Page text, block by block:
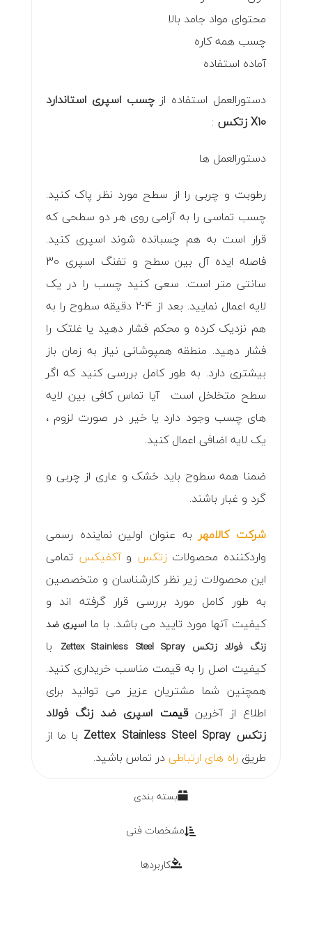
محتوای مواد جامد بالا
چسب همه کاره
آماده استفاده
دستورالعمل استفاده ازچسب اسپری استاندارد
X10 زتکس
:
دستورالعمل ها
رطوبت و چربی را از سطح مورد نظر پاک کنید.
چسب تماسی را به آرامی روی هر دو سطحی که
قرار است به هم چسبانده شوند اسپری کنید.
فاصله ایده آل بین سطح و تفنگ اسپری 30
سانتی متر است. سعی کنید چسب را در یک
لایه اعمال نمایید. بعد از 4-2 دقیقه سطوح را به
هم نزدیک کرده و محکم فشار دهید یا غلتک را
فشار دهید. منطقه همپوشانی نیاز به زمان باز
بیشتری دارد. به طور کامل بررسی کنید که اگر
سطح متخلخل است آیا تماس کافی بین لایه
های چسب وجود دارد یا خیر. در صورت لزوم ،
یک لایه اضافی اعمال کنید.
ضمنا همه سطوح باید خشک و عاری از چربی و
گرد و غبار باشند.
شرکت کالامهر به عنوان اولین نماینده رسمی
واردکننده محصولاتزتکس وآکفیکس تمامی
این محصولات زیر نظر کارشناسان و متخصصین
به طور کامل مورد بررسی قرار گرفته اند و
کیفیت آنها مورد تایید می باشد. با مااسپری ضد
زنگ فولاد زتکس Zettex Stainless Steel Spray
با
کیفیت اصل را به قیمت مناسب خریداری کنید.
همچنین شما مشتریان عزیز می توانید برای
اطلاع از آخرینقیمت اسپری ضد زنگ فولاد
زتکس Zettex Stainless Steel Spray
با ما از
طریق راه های ارتباطیدر تماس باشید.
بسته بندی
مشخصات فنی
کاربردها